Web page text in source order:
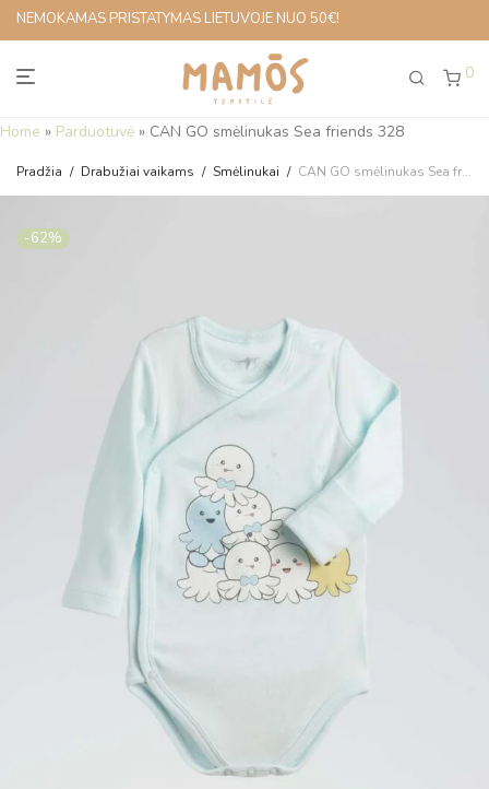
NEMOKAMAS PRISTATYMAS LIETUVOJE NUO 50€!
0
Home » Parduotuvė » CAN GO smėlinukas Sea friends 328
Pradžia / Drabužiai vaikams / Smėlinukai / CAN GO smėlinukas Sea friends 328
-62%